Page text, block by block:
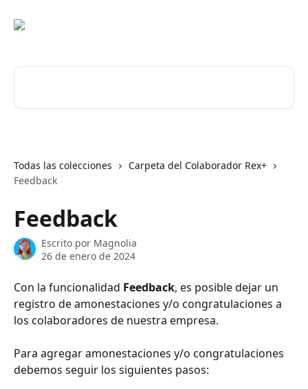
Todas las colecciones
Carpeta del Colaborador Rex+
Feedback
Feedback
Escrito por Magnolia
26 de enero de 2024
Con la funcionalidad Feedback, es posible dejar un
registro de amonestaciones y/o congratulaciones a
los colaboradores de nuestra empresa.
Para agregar amonestaciones y/o congratulaciones
debemos seguir los siguientes pasos: